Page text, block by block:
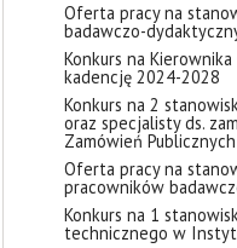
Oferta pracy na
badawczo-
Konkurs na
kadencję 2024-2028
Konkurs na 2
oraz specjalisty ds.
Zamówień Publicznych
Oferta pracy na
pracowników
Konkurs na 1
technicznego w